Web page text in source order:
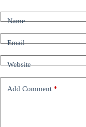
Name
Email
Website
Add Comment *